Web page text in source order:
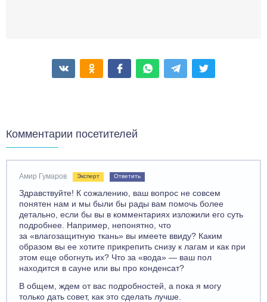
Комментарии посетителей
Амир Гумаров Эксперт Ответить
Здравствуйте! К сожалению, ваш вопрос не совсем
понятен нам и мы были бы рады вам помочь более
детально, если бы вы в комментариях изложили его суть
подробнее. Например, непонятно, что
за «влагозащитную ткань» вы имеете ввиду? Каким
образом вы ее хотите прикрепить снизу к лагам и как при
этом еще обогнуть их? Что за «вода» — ваш пол
находится в сауне или вы про конденсат?
В общем, ждем от вас подробностей, а пока я могу
только дать совет, как это сделать лучше.